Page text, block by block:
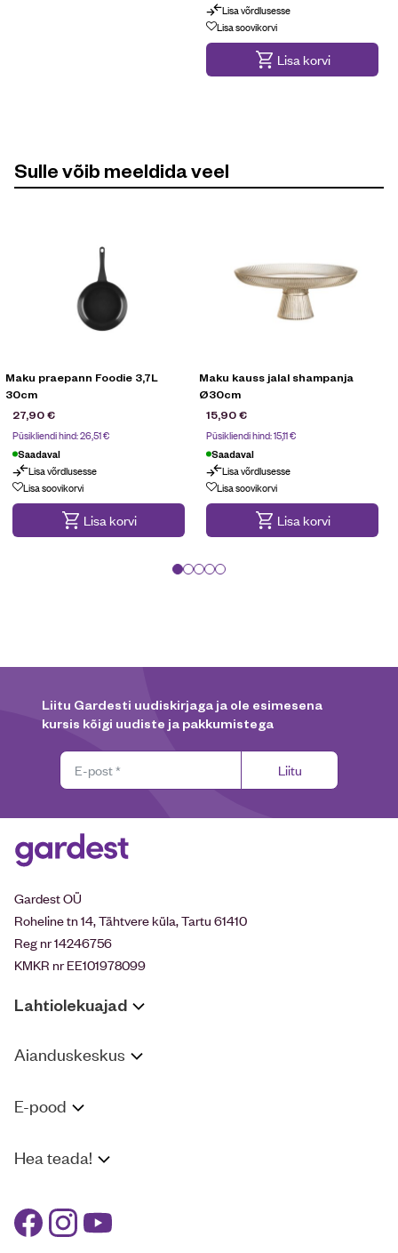
Lisa võrdlusesse
Lisa soovikorvi
Lisa korvi
Sulle võib meeldida veel
Maku praepann Foodie 3,7L
30cm
27,90€
Püsikliendi hind:26,51€
Saadaval
Lisa võrdlusesse
Lisa soovikorvi
Lisa korvi
Maku kauss jalal shampanja
Ø30cm
15,90€
Püsikliendi hind:15,11€
Saadaval
Lisa võrdlusesse
Lisa soovikorvi
Lisa korvi
Liitu Gardesti uudiskirjaga ja ole esimesena
kursis kõigi uudiste ja pakkumistega
Liitu
Gardest OÜ
Roheline tn 14, Tähtvere küla, Tartu 61410
Reg nr 14246756
KMKR nr EE101978099
Lahtiolekuajad
Aianduskeskus
E-pood
Hea teada!